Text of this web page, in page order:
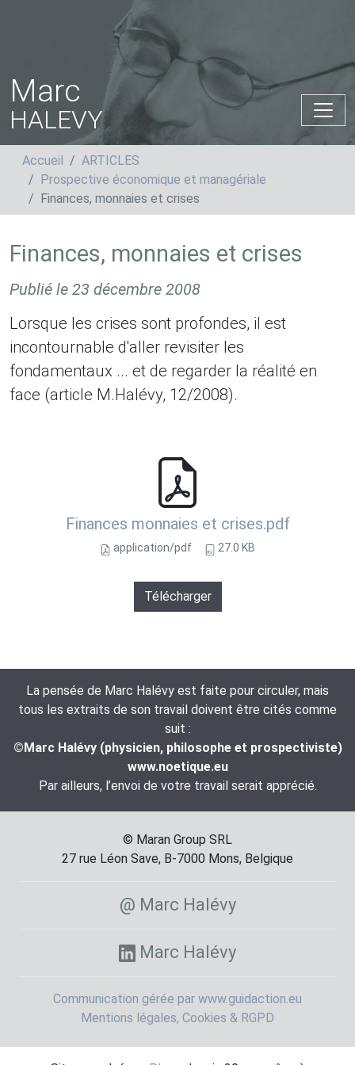
Marc
HALEVY
Accueil
ARTICLES
Prospective économique et managériale
Finances, monnaies et crises
Finances, monnaies et crises
Publié le 23 décembre 2008
Lorsque les crises sont profondes, il est
incontournable d'aller revisiter les
fondamentaux ... et de regarder la réalité en
face (article M.Halévy, 12/2008).
Finances monnaies et crises.pdf
application/pdf 27.0 KB
Télécharger
La pensée de Marc Halévy est faite pour circuler, mais
tous les extraits de son travail doivent être cités comme
suit :
©Marc Halévy (physicien, philosophe et prospectiviste)
www.noetique.eu
Par ailleurs, l’envoi de votre travail serait apprécié.
© Maran Group SRL
27 rue Léon Save, B-7000 Mons, Belgique
@ Marc Halévy
Marc Halévy
Communication gérée par www.guidaction.eu
Mentions légales, Cookies & RGPD